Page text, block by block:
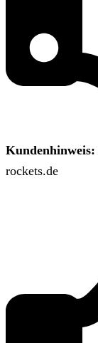
Kundenhinweis:
rockets.de